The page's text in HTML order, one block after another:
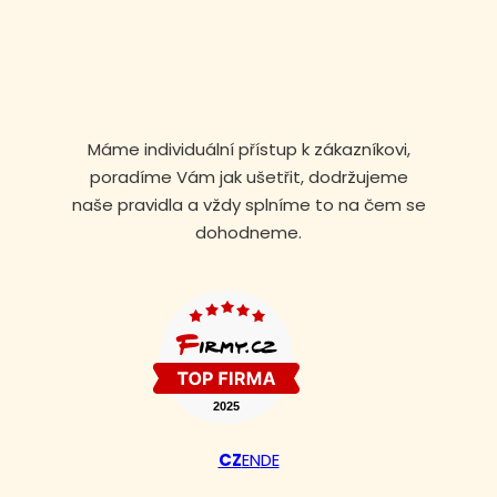
Máme individuální přístup k zákazníkovi,
poradíme Vám jak ušetřit, dodržujeme
naše pravidla a vždy splníme to na čem se
dohodneme.
CZENDE